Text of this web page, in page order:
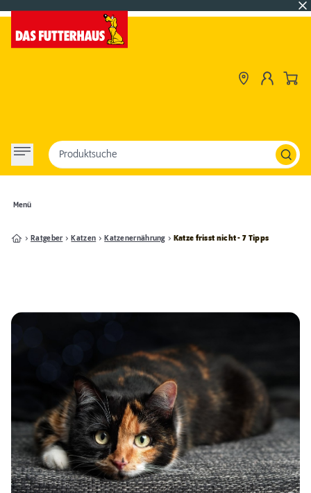
Menü
Produktsuche
Ratgeber Katzen Katzenernährung Katze frisst nicht - 7 Tipps